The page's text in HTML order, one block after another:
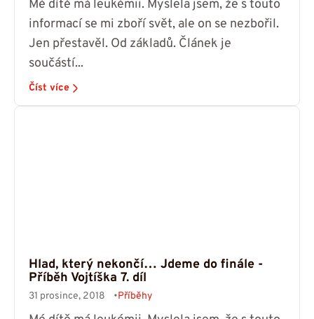
Mé dítě má leukémii. Myslela jsem, že s touto
informací se mi zboří svět, ale on se nezbořil.
Jen přestavěl. Od základů. Článek je
součástí...
Číst více
Hlad, který nekončí… Jdeme do finále -
Příběh Vojtíška 7. díl
31 prosince, 2018 Příběhy